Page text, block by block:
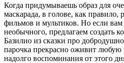
Когда придумываешь образ для
маскарада, в голове, как правило,
фильмов и мультиков. Но если вам
необычного, предлагаем создать
Базилио из сказки про
парочка прекрасно оживит любую
надолго воспоминания от этого